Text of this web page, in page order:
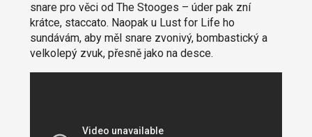
snare pro věci od The Stooges – úder pak zní
krátce, staccato. Naopak u Lust for Life ho
sundávám, aby měl snare zvonivý, bombastický a
velkolepý zvuk, přesně jako na desce.